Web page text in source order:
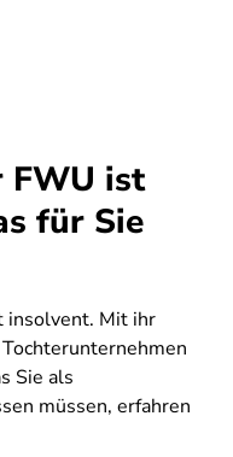
FWU ist
für Sie
insolvent. Mit ihr
Sie als
müssen, erfahren